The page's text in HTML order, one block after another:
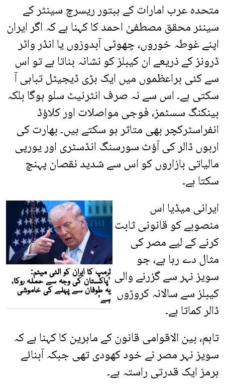
متحدہ عرب امارات کے ہبتور ریسرچ سینٹر کے
سینئر محقق مصطفیٰ احمد کا کہنا ہے کہ اگر ایران
اپنے غوطہ خوروں، چھوٹی آبدوزوں یا انڈر واٹر
ڈرونز کے ذریعے ان کیبلز کو نشانہ بناتا ہے تو اس
سے کئی براعظموں میں ایک بڑی ڈیجیٹل تباہی آ
سکتی ہے۔ اس سے نہ صرف انٹرنیٹ سلو ہوگا بلکہ
بینکنگ سسٹمز، فوجی مواصلات اور کلاؤڈ
انفراسٹرکچر بھی متاثر ہو سکتے ہیں۔ بھارت کی
اربوں ڈالر کی آؤٹ سورسنگ انڈسٹری اور یورپی
مالیاتی بازاروں کو اس سے شدید نقصان پہنچ
سکتا ہے۔
ایرانی میڈیا اس
منصوبے کو قانونی ثابت
کرنے کے لیے مصر کی
مثال دے رہا ہے، جو
سویز نہر سے گزرنے والی
کیبلز سے سالانہ کروڑوں
ڈالر کماتا ہے۔
تاہم، بین الاقوامی قانون کے ماہرین کا کہنا ہے کہ
سویز نہر مصر نے خود کھودی تھی جبکہ آبنائے
ہرمز ایک قدرتی راستہ ہے۔